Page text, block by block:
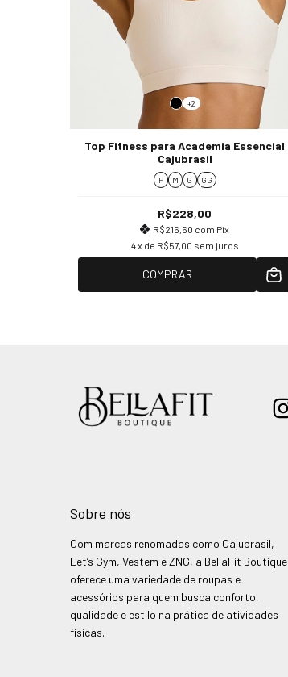
+2
Top Fitness para Academia Essencial
Cajubrasil
P M G GG
R$228,00
R$216,60 com Pix
4x de R$57,00 sem juros
COMPRAR
Sobre nós
Com marcas renomadas como Cajubrasil,
Let’s Gym, Vestem e ZNG, a BellaFit Boutique
oferece uma variedade de roupas e
acessórios para quem busca conforto,
qualidade e estilo na prática de atividades
físicas.